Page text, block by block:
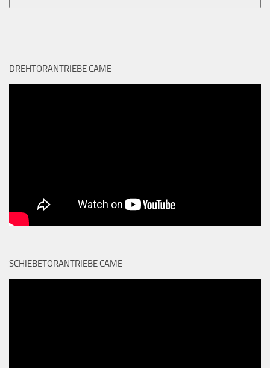
DREHTORANTRIEBE CAME
SCHIEBETORANTRIEBE CAME